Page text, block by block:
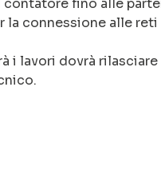
fino alle
la connessione alle
i lavori dovrà